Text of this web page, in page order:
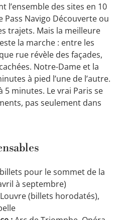
l’ensemble des sites en 10
Pass Navigo Découverte ou
trajets. Mais la meilleure
la marche : entre les
rue révèle des façades,
Notre-Dame et la
à pied l’une de l’autre.
5 minutes. Le vrai Paris se
pas seulement dans
billets pour le sommet de la
à septembre)
Louvre (billets horodatés),